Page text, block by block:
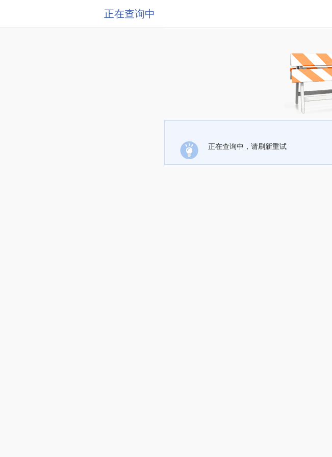
正在查询中
正在查询中，请刷新重试